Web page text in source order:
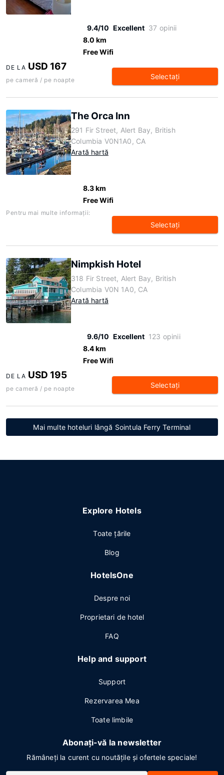
9.4/10 Excellent 37 opinii
8.0 km
Free Wifi
DE LA USD 167
pe cameră / pe noapte Selectaţi
The Orca Inn
291 Fir Street, Alert Bay, British
Columbia V0N1A0, CA
Arată hartă
8.3 km
Free Wifi
Pentru mai multe informaţii:
Selectaţi
Nimpkish Hotel
318 Fir Street, Alert Bay, British
Columbia V0N 1A0, CA
Arată hartă
9.6/10 Excellent 123 opinii
8.4 km
Free Wifi
DE LA USD 195
pe cameră / pe noapte Selectaţi
Mai multe hoteluri lângă Sointula Ferry Terminal
Explore Hotels
Toate ţările
Blog
HotelsOne
Despre noi
Proprietari de hotel
FAQ
Help and support
Support
Rezervarea Mea
Toate limbile
Abonați-vă la newsletter
Rămâneți la curent cu noutățile și ofertele speciale!